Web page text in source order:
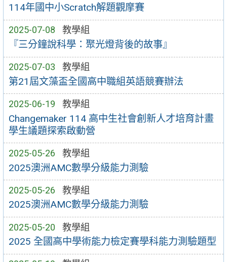
114年國中小Scratch解題觀摩賽
2025-07-08 教學組
『三分鐘說科學：聚光燈背後的故事』
2025-07-03 教學組
第21屆文藻盃全國高中職組英語競賽辦法
2025-06-19 教學組
Changemaker 114 高中生社會創新人才培育計畫
學生議題探索啟動營
2025-05-26 教學組
2025澳洲AMC數學分級能力測驗
2025-05-26 教學組
2025澳洲AMC數學分級能力測驗
2025-05-20 教學組
2025 全國高中學術能力檢定賽學科能力測驗題型